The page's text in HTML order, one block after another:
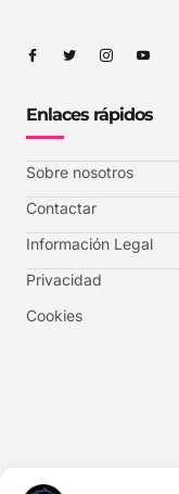
Enlaces rápidos
Sobre nosotros
Contactar
Información Legal
Privacidad
Cookies
Newsletter